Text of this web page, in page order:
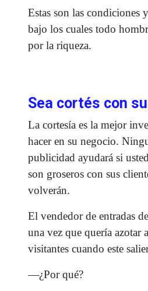
Estas son las condiciones
bajo los cuales todo
por la riqueza.
Sea cortés con
La cortesía es la mejor
hacer en su negocio.
publicidad ayudará si
son groseros con sus
volverán.
El vendedor de entradas
una vez que quería azotar
visitantes cuando este
—¿Por qué?